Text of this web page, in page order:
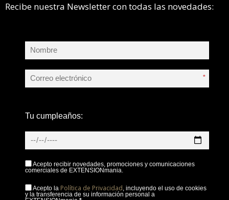
Recibe nuestra Newsletter con todas las novedades:
*
Tu cumpleaños:
Acepto recibir novedades, promociones y comunicaciones
comerciales de EXTENSIONmania.
Acepto la Política de Privacidad , incluyendo el uso de cookies
y la transferencia de su información personal a